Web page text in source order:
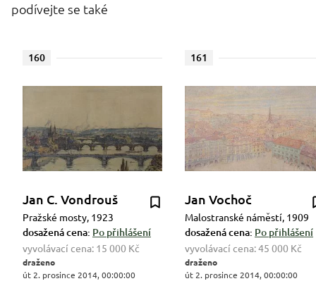
podívejte se také
160
Jan C. Vondrouš
Pražské mosty, 1923
dosažená cena: Po přihlášení
vyvolávací cena: 15 000 Kč
draženo
út 2. prosince 2014, 00:00:00
161
Jan Vochoč
Malostranské náměstí, 1909
dosažená cena: Po přihlášení
vyvolávací cena:45 000 Kč
draženo
út 2. prosince 2014, 00:00:00